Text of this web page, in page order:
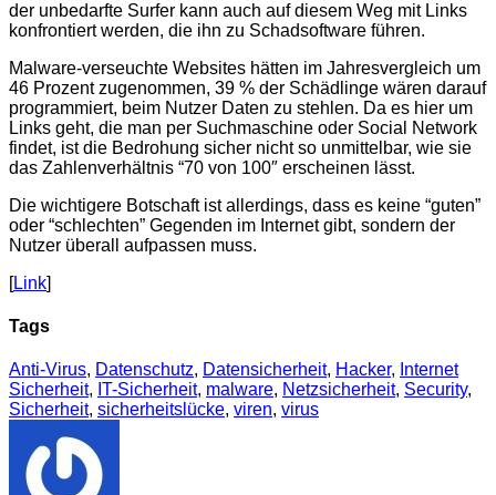
der unbedarfte Surfer kann auch auf diesem Weg mit Links
konfrontiert werden, die ihn zu Schadsoftware führen.
Malware-verseuchte Websites hätten im Jahresvergleich um
46 Prozent zugenommen, 39 % der Schädlinge wären darauf
programmiert, beim Nutzer Daten zu stehlen. Da es hier um
Links geht, die man per Suchmaschine oder Social Network
findet, ist die Bedrohung sicher nicht so unmittelbar, wie sie
das Zahlenverhältnis “70 von 100″ erscheinen lässt.
Die wichtigere Botschaft ist allerdings, dass es keine “guten”
oder “schlechten” Gegenden im Internet gibt, sondern der
Nutzer überall aufpassen muss.
[Link]
Tags
Anti-Virus, Datenschutz, Datensicherheit, Hacker, Internet
Sicherheit, IT-Sicherheit, malware, Netzsicherheit, Security,
Sicherheit, sicherheitslücke, viren, virus